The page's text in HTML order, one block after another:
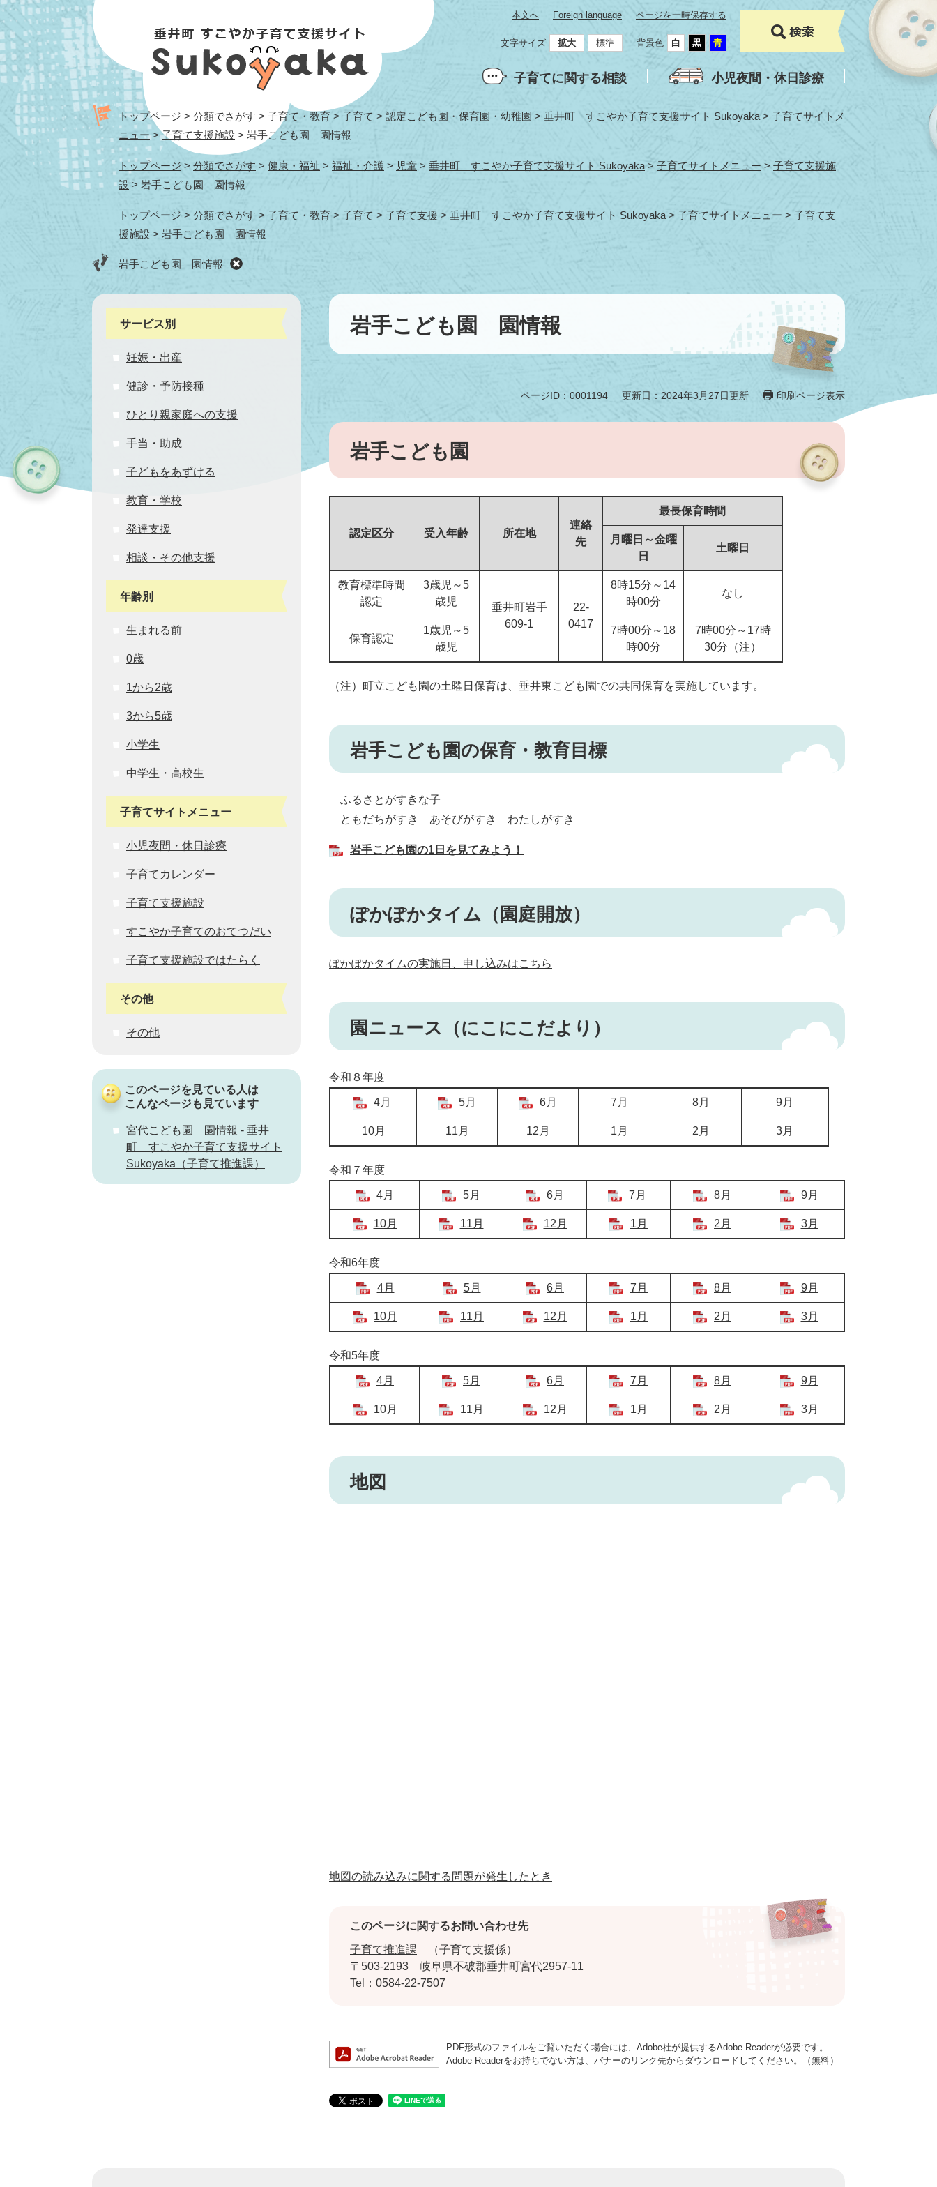
ペ
ー
ジ
先
す。
メ
ニ
ュ
を
本文へ Foreign language ページを一時保存する
文字サイズ 拡大 標準 背景色 白 黒 青
子育てに関する相談 小児夜間・休日診療
トップページ > 分類でさがす > 子育て・教育 > 子育て > 認定こども園・保育園・幼稚園 > 垂井町 すこやか子育て支援サイト Sukoyaka > 子育てサイトメ
ニュー>子育て支援施設 > 岩手こども園 園情報
トップページ > 分類でさがす > 健康・福祉 > 福祉・介護 > 児童 > 垂井町 すこやか子育て支援サイト Sukoyaka > 子育てサイトメニュー > 子育て支援施
設> 岩手こども園 園情報
トップページ > 分類でさがす > 子育て・教育 > 子育て > 子育て支援 > 垂井町 すこやか子育て支援サイト Sukoyaka > 子育てサイトメニュー > 子育て支
援施設 > 岩手こども園 園情報
岩手こども園 園情報
本
岩手こども園 園情報
ページID：0001194 更新日：2024年3月27日更新 印刷ページ表示
岩手こども園
認定区分 受入年齢 所在地
連絡
先
最長保育時間
月曜日​～金曜
日
土曜日​
教育標準時間
認定
3歳児～5
歳児
垂井町岩手
609-1
22-
0417
8時15分～14
時00分
なし
保育認定
1歳児～5
歳児
7時00分～18
時00分
7時00分～17時
30分（注）
（注）町立こども園の土曜日保育は、垂井東こども園での共同保育を実施しています。
岩手こども園の保育・教育目標
ふるさとがすきな子
ともだちがすき あそびがすき わたしがすき
岩手こども園の1日を見てみよう！
ぽかぽかタイム（園庭開放）
ぽかぽかタイムの実施日、申し込みはこちら
園ニュース（にこにこだより）
令和８年度
4月 5月 6月 7月 8月 9月
10月 11月 12月 1月 2月 3月
令和７年度
4月 5月 6月 7月 8月 9月
10月 11月 12月 1月 2月 3月
令和6年度
4月 5月 6月 7月 8月 9月
10月 11月 12月 1月 2月 3月
令和5年度
4月 5月 6月 7月 8月 9月
10月 11月 12月 1月 2月 3月
地図
地図の読み込みに関する問題が発生したとき
このページに関するお問い合わせ先
子育て推進課
子育て支援係
〒503-2193
岐阜県不破郡垂井町宮代2957-11
Tel：0584-22-7507
PDF形式のファイルをご覧いただく場合には、Adobe社が提供するAdobe Readerが必要です。
Adobe Readerをお持ちでない方は、バナーのリンク先からダウンロードしてください。（無料）
サービス別
妊娠・出産
健診・予防接種
ひとり親家庭への支援
手当・助成
子どもをあずける
教育・学校
発達支援
相談・その他支援
年齢別
生まれる前
0歳
1から2歳
3から5歳
小学生
中学生・高校生
子育てサイトメニュー
小児夜間・休日診療
子育てカレンダー
子育て支援施設
すこやか子育てのおてつだい
子育て支援施設ではたらく
その他
その他
このページを見ている人は
こんなページも見ています
宮代こども園 園情報 - 垂井
町 すこやか子育て支援サイト
Sukoyaka（子育て推進課）